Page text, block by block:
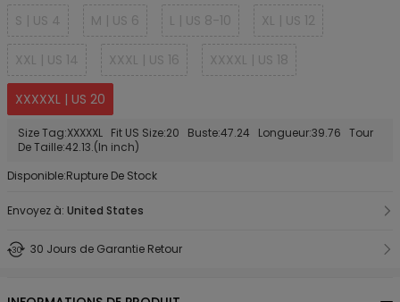
S | US 4
M | US 6 L | US 8-10 XL | US 12
XXL | US 14 XXXL | US 16 XXXXL | US 18
XXXXXL | US 20
Size Tag:XXXXXL Fit US Size:20 Buste:47.24 Longueur:39.76 Tour
De Taille:42.13.(In inch)
Disponible:Rupture De Stock
Envoyez à: United States
30 Jours de Garantie Retour